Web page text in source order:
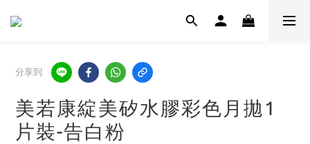
分享到
美若康綻美矽水膠彩色月拋1
片裝-告白粉